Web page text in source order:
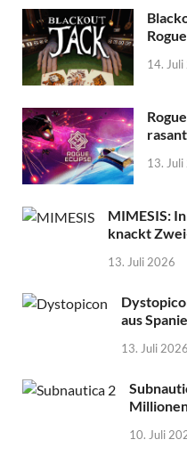
14.
13.
MIMESIS:
knackt
13. Juli 2026
aus
13. Juli 2026
10. Juli